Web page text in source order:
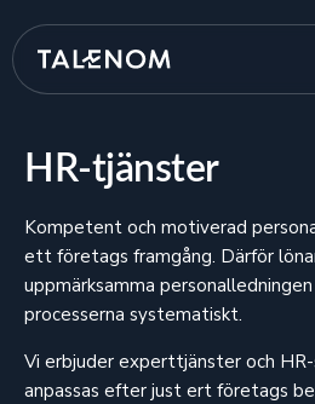
HR-tjänster
Kompetent och motiverad
ett företags framgång. Därför
uppmärksamma
processerna systematiskt.
Vi erbjuder expert­tjänster och
anpassas efter just ert företags